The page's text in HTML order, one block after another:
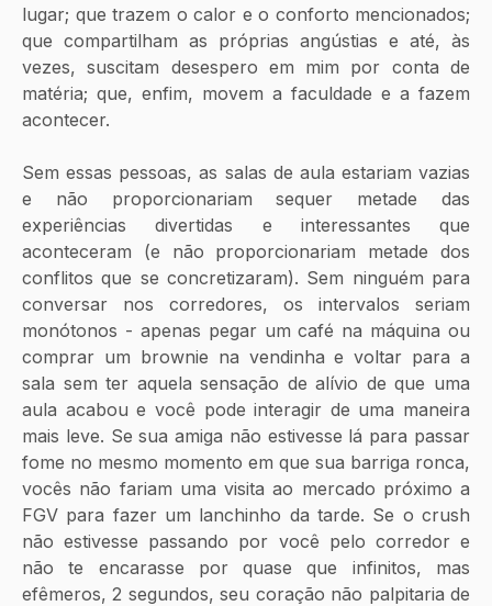
lugar; que trazem o calor e o conforto mencionados;
que compartilham as próprias angústias e até, às
vezes, suscitam desespero em mim por conta de
matéria; que, enfim, movem a faculdade e a fazem
acontecer.
Sem essas pessoas, as salas de aula estariam vazias
e não proporcionariam sequer metade das
experiências divertidas e interessantes que
aconteceram (e não proporcionariam metade dos
conflitos que se concretizaram). Sem ninguém para
conversar nos corredores, os intervalos seriam
monótonos - apenas pegar um café na máquina ou
comprar um brownie na vendinha e voltar para a
sala sem ter aquela sensação de alívio de que uma
aula acabou e você pode interagir de uma maneira
mais leve. Se sua amiga não estivesse lá para passar
fome no mesmo momento em que sua barriga ronca,
vocês não fariam uma visita ao mercado próximo a
FGV para fazer um lanchinho da tarde. Se o crush
não estivesse passando por você pelo corredor e
não te encarasse por quase que infinitos, mas
efêmeros, 2 segundos, seu coração não palpitaria de